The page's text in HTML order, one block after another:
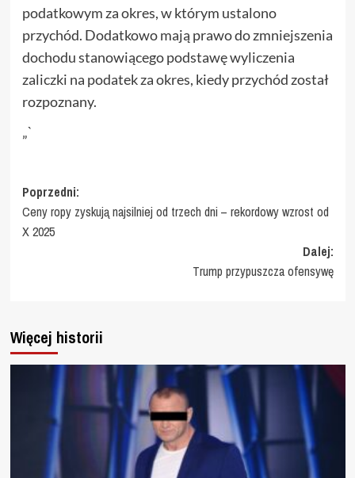
podatkowym za okres, w którym ustalono
przychód. Dodatkowo mają prawo do zmniejszenia
dochodu stanowiącego podstawę wyliczenia
zaliczki na podatek za okres, kiedy przychód został
rozpoznany.
„`
Zobacz
wpisy
Poprzedni:
Ceny ropy zyskują najsilniej od trzech dni – rekordowy wzrost od
X 2025
Dalej:
Trump przypuszcza ofensywę
Więcej historii